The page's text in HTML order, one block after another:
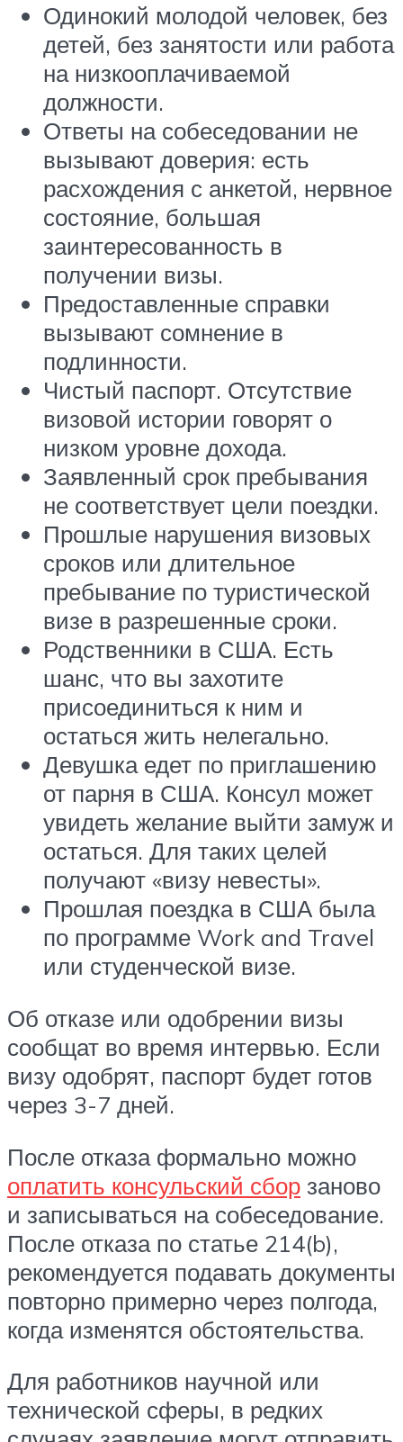
Одинокий молодой человек, без
детей, без занятости или работа
на низкооплачиваемой
должности.
Ответы на собеседовании не
вызывают доверия: есть
расхождения с анкетой, нервное
состояние, большая
заинтересованность в
получении визы.
Предоставленные справки
вызывают сомнение в
подлинности.
Чистый паспорт. Отсутствие
визовой истории говорят о
низком уровне дохода.
Заявленный срок пребывания
не соответствует цели поездки.
Прошлые нарушения визовых
сроков или длительное
пребывание по туристической
визе в разрешенные сроки.
Родственники в США. Есть
шанс, что вы захотите
присоединиться к ним и
остаться жить нелегально.
Девушка едет по приглашению
от парня в США. Консул может
увидеть желание выйти замуж и
остаться. Для таких целей
получают «визу невесты».
Прошлая поездка в США была
по программе Work and Travel
или студенческой визе.
Об отказе или одобрении визы
сообщат во время интервью. Если
визу одобрят, паспорт будет готов
через 3-7 дней.
После отказа формально можно
оплатить консульский сбор заново
и записываться на собеседование.
После отказа по статье 214(b),
рекомендуется подавать документы
повторно примерно через полгода,
когда изменятся обстоятельства.
Для работников научной или
технической сферы, в редких